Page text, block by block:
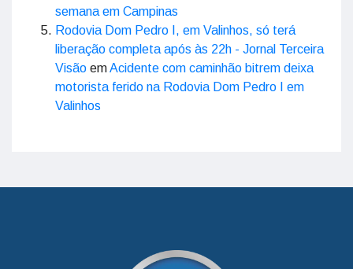
semana em Campinas
Rodovia Dom Pedro I, em Valinhos, só terá
liberação completa após às 22h - Jornal Terceira
Visão emAcidente com caminhão bitrem deixa
motorista ferido na Rodovia Dom Pedro I em
Valinhos